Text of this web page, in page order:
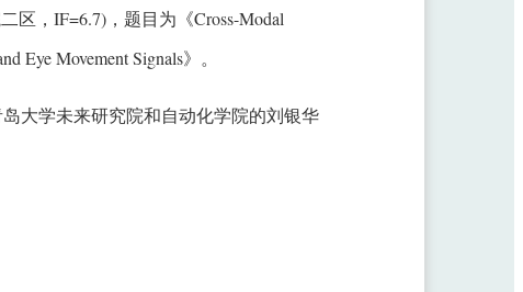
区，IF=6.7)，题目为《Cross-Modal
Eye Movement Signals》。
大学未来研究院和自动化学院的刘银华